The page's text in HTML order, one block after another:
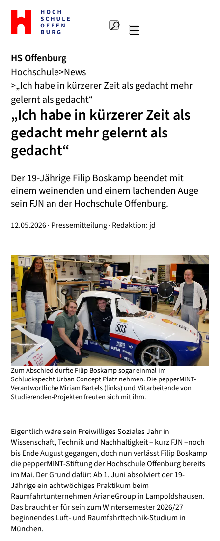
Zur
Startseite
Hochschule
Suche
HS Offenburg
Hochschule News
„Ich habe in kürzerer Zeit als gedacht mehr
gelernt als gedacht“
„Ich habe in kürzerer Zeit als
gedacht mehr gelernt als
gedacht“
Der 19-Jährige Filip Boskamp beendet mit
einem weinenden und einem lachenden Auge
sein FJN an der Hochschule Offenburg.
12.05.2026 · Pressemitteilung · Redaktion: jd
Zum Abschied durfte Filip Boskamp sogar einmal im
Schluckspecht Urban Concept Platz nehmen. Die pepperMINT-
Verantwortliche Miriam Bartels (links) und Mitarbeitende von
Studierenden-Projekten freuten sich mit ihm.
Eigentlich wäre sein Freiwilliges Soziales Jahr in
Wissenschaft, Technik und Nachhaltigkeit – kurz FJN –noch
bis Ende August gegangen, doch nun verlässt Filip Boskamp
die pepperMINT-Stiftung der Hochschule Offenburg bereits
im Mai. Der Grund dafür: Ab 1. Juni absolviert der 19-
Jährige ein achtwöchiges Praktikum beim
Raumfahrtunternehmen ArianeGroup in Lampoldshausen.
Das braucht er für sein zum Wintersemester 2026/27
beginnendes Luft- und Raumfahrttechnik-Studium in
München.